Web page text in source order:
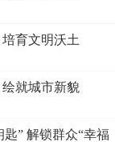
育文明沃土
就城市新貌
” 解锁群众“幸福